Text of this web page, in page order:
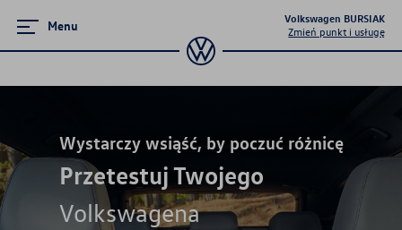
Menu
Volkswagen BURSIAK
Zmień punkt i usługę
Promocje i aktualności
Modele osobowe
Wystarczy wsiąść, by poczuć różnicę
Przetestuj Twojego
Volkswagena